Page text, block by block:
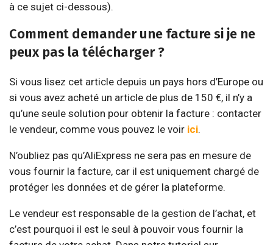
à ce sujet ci-dessous).
Comment demander une facture si je ne
peux pas la télécharger ?
Si vous lisez cet article depuis un pays hors d’Europe ou
si vous avez acheté un article de plus de 150 €, il n’y a
qu’une seule solution pour obtenir la facture : contacter
le vendeur, comme vous pouvez le voir ici.
N’oubliez pas qu’AliExpress ne sera pas en mesure de
vous fournir la facture, car il est uniquement chargé de
protéger les données et de gérer la plateforme.
Le vendeur est responsable de la gestion de l’achat, et
c’est pourquoi il est le seul à pouvoir vous fournir la